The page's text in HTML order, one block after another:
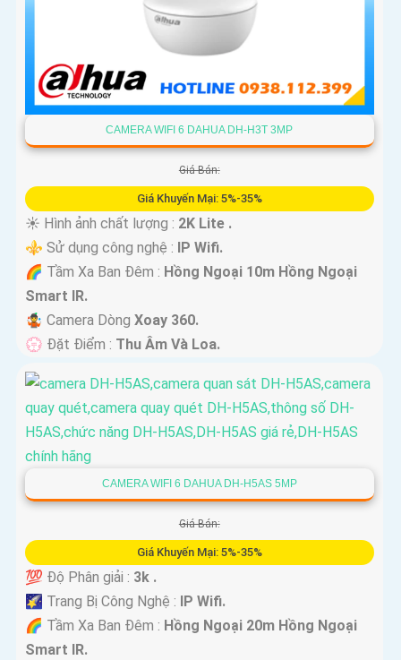
CAMERA WIFI 6 DAHUA DH-H3T 3MP
Giá Bán:
Giá Khuyến Mại: 5%-35%
☀️ Hình ảnh chất lượng : 2K Lite .
⚜️ Sử dụng công nghệ : IP Wifi.
🌈 Tầm Xa Ban Đêm : Hồng Ngoại 10m Hồng Ngoại
Smart IR.
🤹 Camera Dòng Xoay 360.
️💮 Đặt Điểm : Thu Âm Và Loa.
CAMERA WIFI 6 DAHUA DH-H5AS 5MP
Giá Bán:
Giá Khuyến Mại: 5%-35%
💯 Độ Phân giải : 3k .
🌠 Trang Bị Công Nghệ : IP Wifi.
🌈 Tầm Xa Ban Đêm : Hồng Ngoại 20m Hồng Ngoại
Smart IR.